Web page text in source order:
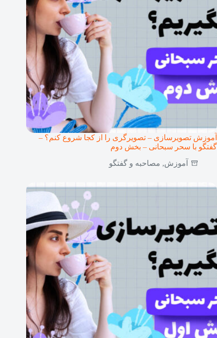
آموزش تصویرسازی – تصویرگری را از کجا شروع کنم؟ –
گفتگو با سحر سبحانی – بخش دوم
آموزش, مصاحبه و گفتگو